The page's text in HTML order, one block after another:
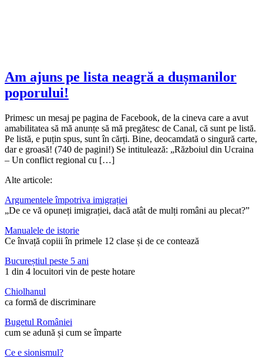
Am ajuns pe lista neagră a dușmanilor
poporului!
Primesc un mesaj pe pagina de Facebook, de la cineva care a avut
amabilitatea să mă anunțe să mă pregătesc de Canal, că sunt pe listă.
Pe listă, e puțin spus, sunt în cărți. Bine, deocamdată o singură carte,
dar e groasă! (740 de pagini!) Se intitulează: „Războiul din Ucraina
– Un conflict regional cu […]
Alte articole:
Argumentele împotriva imigrației
„De ce vă opuneți imigrației, dacă atât de mulți români au plecat?”
Manualele de istorie
Ce învață copiii în primele 12 clase și de ce contează
Bucureștiul peste 5 ani
1 din 4 locuitori vin de peste hotare
Chiolhanul
ca formă de discriminare
Bugetul României
cum se adună și cum se împarte
Ce e sionismul?